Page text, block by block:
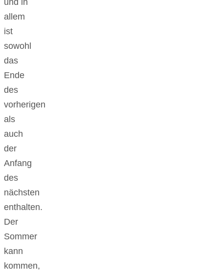
und in
allem
ist
sowohl
das
Ende
des
vorherigen
als
auch
der
Anfang
des
nächsten
enthalten.
Der
Sommer
kann
kommen,